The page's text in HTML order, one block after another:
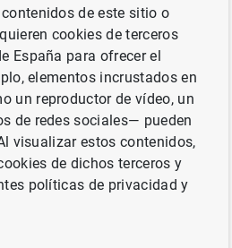
de las Estadísticas de
el primer semestre de 2023,
las Estadísticas de pagos en
continuidad a las series
en las tablas del Blue Book,
información semestral
del Reglamento,
al primer y segundo
semestre de 2023
de este sitio o
cookies de terceros
España para ofrecer el
elementos incrustados en
un reproductor de vídeo, un
de redes sociales— pueden
visualizar estos contenidos,
de dichos terceros y
políticas de privacidad y